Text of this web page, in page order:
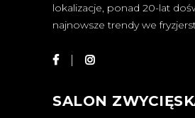
lokalizacje, ponad 20-lat
najnowsze trendy we
SALON